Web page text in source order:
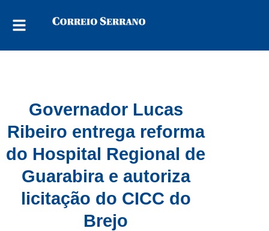
Governador Lucas
Ribeiro entrega reforma
do Hospital Regional de
Guarabira e autoriza
licitação do CICC do
Brejo